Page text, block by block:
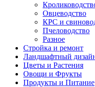
Овцеводство
КРС и
Пчеловодство
Разное
Стройка и ремонт
Ландшафтный
Цветы и Растения
Овощи и Фрукты
Продукты и Питание